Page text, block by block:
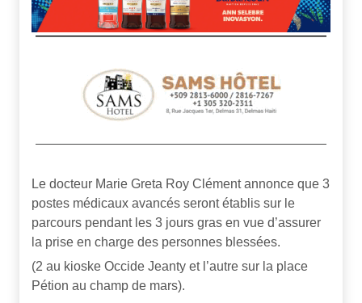
Le docteur Marie Greta Roy Clément annonce que 3
postes médicaux avancés seront établis sur le
parcours pendant les 3 jours gras en vue d’assurer
la prise en charge des personnes blessées.
(2 au kioske Occide Jeanty et l’autre sur la place
Pétion au champ de mars).